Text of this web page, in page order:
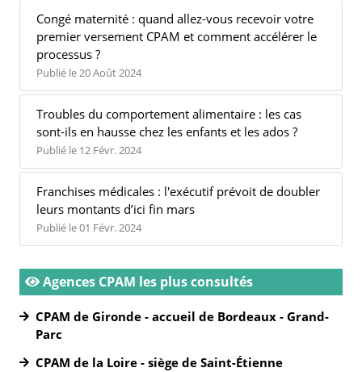
Congé maternité : quand allez-vous recevoir votre
premier versement CPAM et comment accélérer le
processus ?
Publié le 20 Août 2024
Troubles du comportement alimentaire : les cas
sont-ils en hausse chez les enfants et les ados ?
Publié le 12 Févr. 2024
Franchises médicales : l'exécutif prévoit de doubler
leurs montants d’ici fin mars
Publié le 01 Févr. 2024
Agences CPAM les plus consultés
CPAM de Gironde - accueil de Bordeaux - Grand-
Parc
CPAM de la Loire - siège de Saint-Étienne